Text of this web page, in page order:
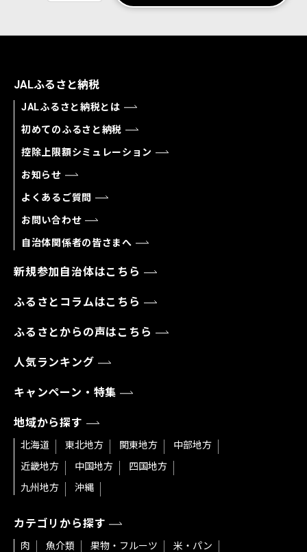
JALふるさと納税
JALふるさと納税とは
初めてのふるさと納税
控除上限額シミュレーション
お知らせ
よくあるご質問
お問い合わせ
自治体関係者の皆さまへ
新規参加自治体はこちら
ふるさとコラムはこちら
ふるさとからの声はこちら
人気ランキング
キャンペーン・特集
地域から探す
北海道 東北地方 関東地方
中部地方
近畿地方
中国地方
四国地方
九州地方
沖縄
カテゴリから探す
肉 魚介類 果物・フルーツ
米・パン